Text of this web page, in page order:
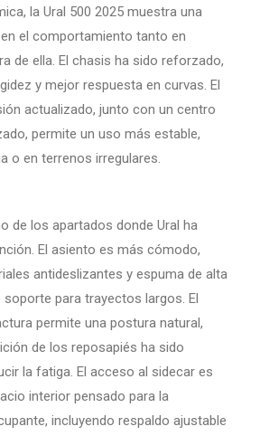
la Ural 500 2025 muestra una
el comportamiento tanto en
de ella. El chasis ha sido reforzado,
y mejor respuesta en curvas. El
actualizado, junto con un centro
permite un uso más estable,
o en terrenos irregulares.
de los apartados donde Ural ha
El asiento es más cómodo,
antideslizantes y espuma de alta
soporte para trayectos largos. El
permite una postura natural,
de los reposapiés ha sido
la fatiga. El acceso al sidecar es
interior pensado para la
incluyendo respaldo ajustable